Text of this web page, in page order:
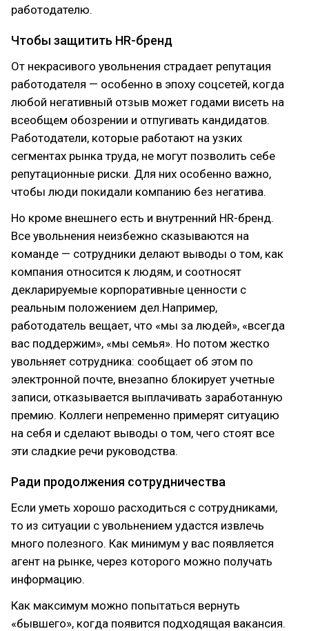
работодателю.
Чтобы защитить HR-бренд
От некрасивого увольнения страдает репутация
работодателя — особенно в эпоху соцсетей, когда
любой негативный отзыв может годами висеть на
всеобщем обозрении и отпугивать кандидатов.
Работодатели, которые работают на узких
сегментах рынка труда, не могут позволить себе
репутационные риски. Для них особенно важно,
чтобы люди покидали компанию без негатива.
Но кроме внешнего есть и внутренний HR-бренд.
Все увольнения неизбежно сказываются на
команде — сотрудники делают выводы о том, как
компания относится к людям, и соотносят
декларируемые корпоративные ценности с
реальным положением дел.Например,
работодатель вещает, что «мы за людей», «всегда
вас поддержим», «мы семья». Но потом жестко
увольняет сотрудника: сообщает об этом по
электронной почте, внезапно блокирует учетные
записи, отказывается выплачивать заработанную
премию. Коллеги непременно примерят ситуацию
на себя и сделают выводы о том, чего стоят все
эти сладкие речи руководства.
Ради продолжения сотрудничества
Если уметь хорошо расходиться с сотрудниками,
то из ситуации с увольнением удастся извлечь
много полезного. Как минимум у вас появляется
агент на рынке, через которого можно получать
информацию.
Как максимум можно попытаться вернуть
«бывшего», когда появится подходящая вакансия.